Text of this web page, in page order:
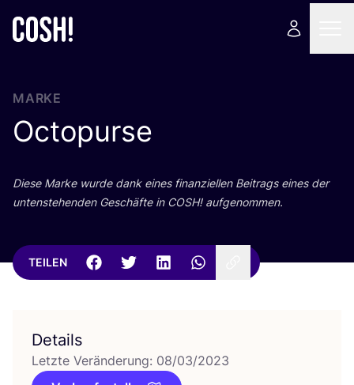
MARKE
Octopurse
Die­se Mar­ke wur­de dank eines finan­zi­el­len Bei­trags eines der
unten­ste­hen­den Geschäf­te in COSH! aufgenommen.
TEILEN
Details
Letzte Veränderung: 08/03/2023